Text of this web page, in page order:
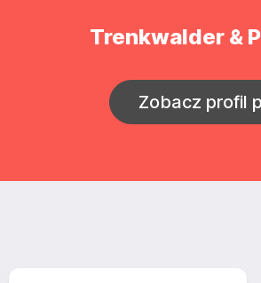
Trenkwalder &
Zobacz profil